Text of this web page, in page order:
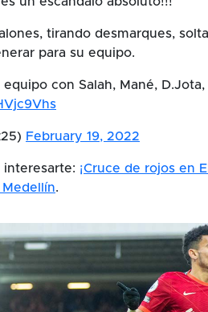
tirando desmarques,
para su equipo.
equipo con Salah, Mané,
February 19, 2022
interesarte: ¡Cruce de rojos en
.